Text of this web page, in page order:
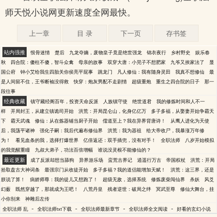
师天悦小说网更新速度全网最快。
上一章 目 录 下一页 存书签
站内强推 恨骨迷情 楚后 九龙夺嫡，废物皇子竟是绝世强龙 锦衣夜行 乡村野史
娱乐春
秋
四合院：傻柱不傻，智斗众禽 母亲的故事 双穿大唐：小兕子不想肥家 九爷又挨家法了
显
国公府
钟小艾给我生四胎关你侯亮平屁事 跳龙门 凡人修仙：我有随身灵田 我真不想修仙
最
是人间留不住，王爷断袖没得救
快穿：炮灰男配不走剧情 超级重炮 重生之四合院的日子
那一
段往事
经典收藏 镇守藏经阁百年，投资天命反派 人族镇守使 绝世道君
我的修炼时间和人不一
样
开局封王，从建立镇诡司开始 洪荒：开局昆仑山，化身亿亿万
多子多福，从娶妻开始争霸天
下
霸天武魂 修仙：从在炼器铺当厨子开始 儒道至上？我在异界背唐诗！
从鹰人进化为天使
后，我荡平诸神
强化子嗣：我后代遍布修仙界 洪荒：我为器祖
给大帝收尸，我暴涨万年修
为！
看见血条的我，选择打爆世界 亿倍返还：双手插兜，没有对手！ 全职法师
八岁开始模拟
的我觉醒重瞳
九叔大弟子，功法百倍增幅 谁说没灵根不能修仙的？
最近更新 成了反派却想当舔狗 异界游乐场 蛮荒古界记 逍遥行万古 帝国权杖
洪荒：开局
拾取盘古大神词条
最强宗门从收徒开始 多子多福？我的道侣能增加天赋！
洪荒：这三界，还是
朕说了算！
病娇师尊：我的徒儿又想跑了！ 超级无敌，选择系统 修炼废柴闯仙界 杀妖
风爻
幻薮
既然穿越了，那就成为王吧！ 八荒丹皇 残者逆世：破局之绊 冥武至尊
修仙大舞台，挂
小你别来
神雕后左传
全职法师 乱 - 全职法师txt下载 - 全职法师最新章节 - 全职法师全文阅读 - 好看的玄幻小说